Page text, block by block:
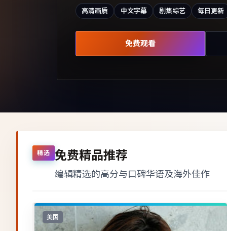
高清画质 中文字幕 剧集综艺 每日更新
免费观看
精选 免费精品推荐
编辑精选的高分与口碑华语及海外佳作
美国